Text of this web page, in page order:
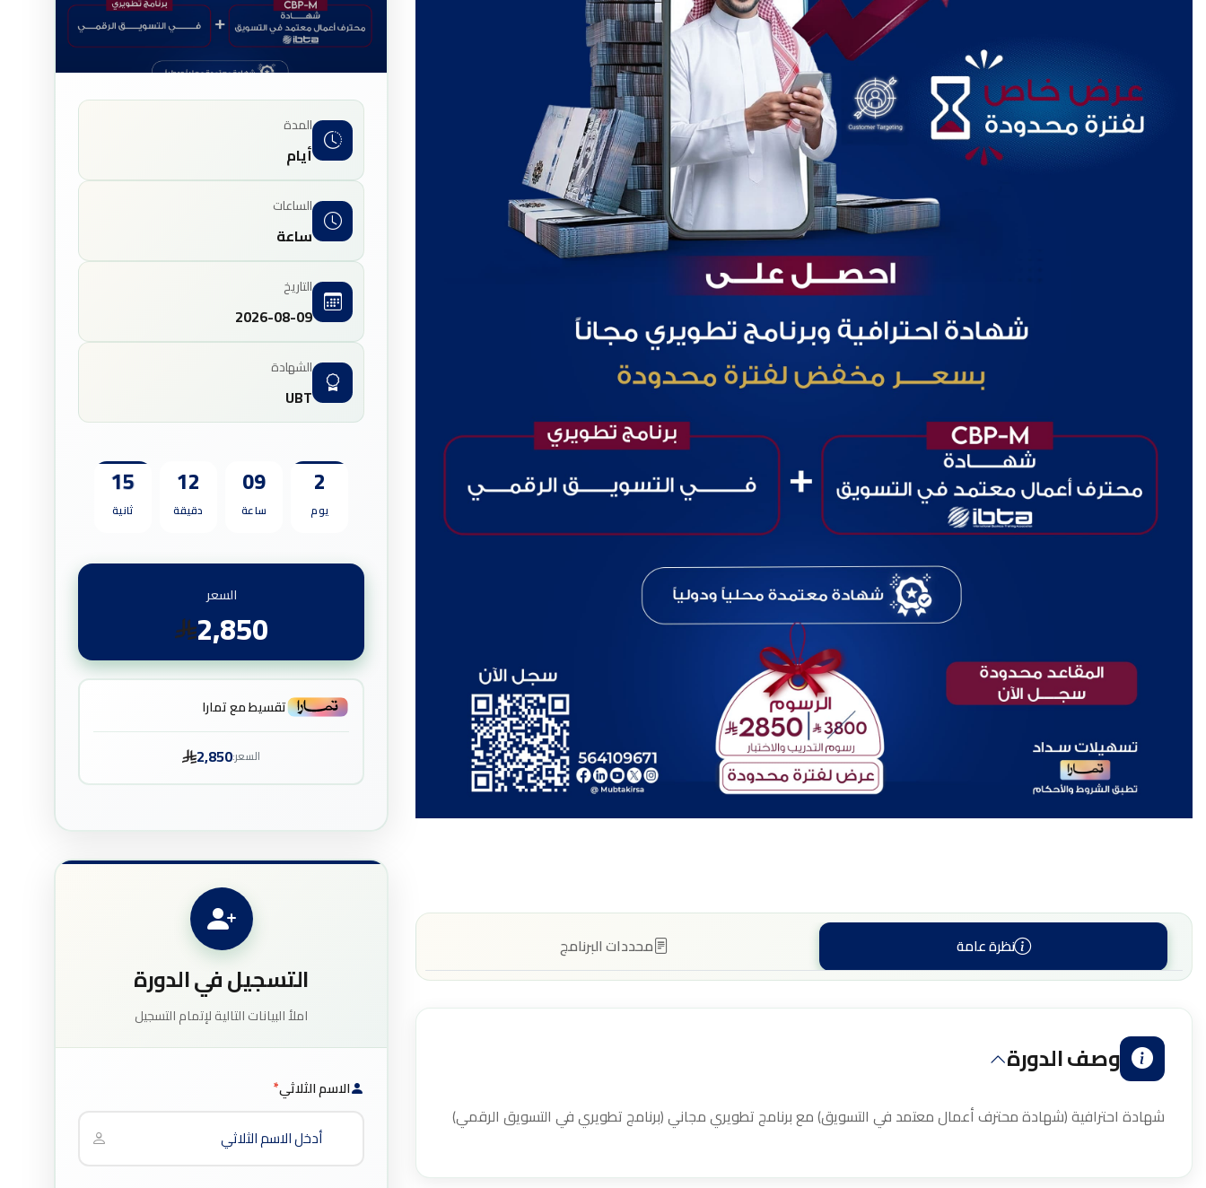
نظرة عامة محددات البرنامج
وصف الدورة
شهادة احترافية (شهادة محترف أعمال معتمد في التسويق) مع برنامج تطويري مجاني (برنامج تطويري في التسويق الرقمي)
المدة
أيام
الساعات
ساعة
التاريخ
2026-08-09
الشهادة
UBT
2
يوم
09
ساعة
12
دقيقة
13
ثانية
السعر
2,850
تقسيط مع تمارا
السعر:2,850
التسجيل في الدورة
املأ البيانات التالية لإتمام التسجيل
الاسم الثلاثي*